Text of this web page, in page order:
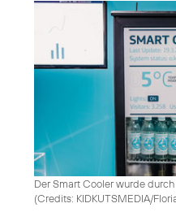
Der Smart Cooler wurde
(Credits: KIDKUTSMEDIA/